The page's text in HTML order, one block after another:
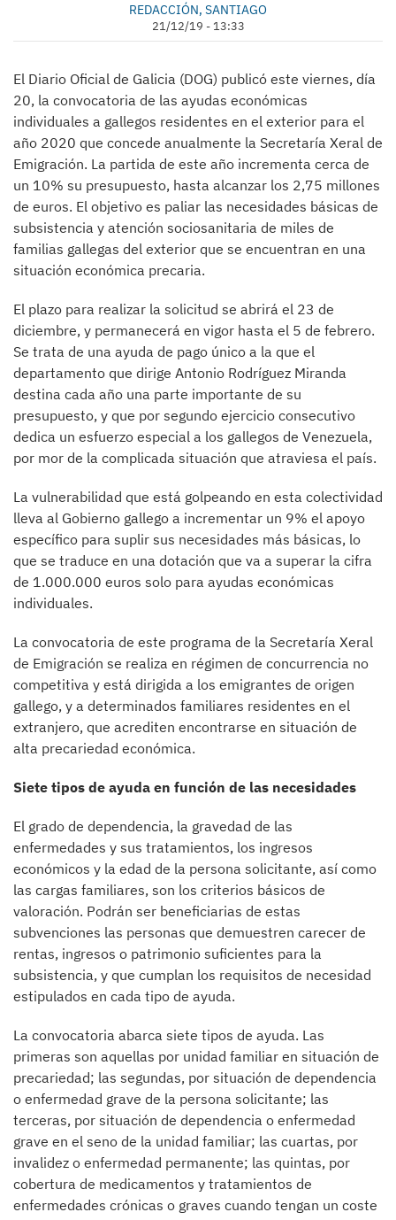
REDACCIÓN, SANTIAGO
21/12/19 - 13:33
El Diario Oficial de Galicia (DOG) publicó este viernes, día
20, la convocatoria de las ayudas económicas
individuales a gallegos residentes en el exterior para el
año 2020 que concede anualmente la Secretaría Xeral de
Emigración. La partida de este año incrementa cerca de
un 10% su presupuesto, hasta alcanzar los 2,75 millones
de euros. El objetivo es paliar las necesidades básicas de
subsistencia y atención sociosanitaria de miles de
familias gallegas del exterior que se encuentran en una
situación económica precaria.
El plazo para realizar la solicitud se abrirá el 23 de
diciembre, y permanecerá en vigor hasta el 5 de febrero.
Se trata de una ayuda de pago único a la que el
departamento que dirige Antonio Rodríguez Miranda
destina cada año una parte importante de su
presupuesto, y que por segundo ejercicio consecutivo
dedica un esfuerzo especial a los gallegos de Venezuela,
por mor de la complicada situación que atraviesa el país.
La vulnerabilidad que está golpeando en esta colectividad
lleva al Gobierno gallego a incrementar un 9% el apoyo
específico para suplir sus necesidades más básicas, lo
que se traduce en una dotación que va a superar la cifra
de 1.000.000 euros solo para ayudas económicas
individuales.
La convocatoria de este programa de la Secretaría Xeral
de Emigración se realiza en régimen de concurrencia no
competitiva y está dirigida a los emigrantes de origen
gallego, y a determinados familiares residentes en el
extranjero, que acrediten encontrarse en situación de
alta precariedad económica.
Siete tipos de ayuda en función de las necesidades
El grado de dependencia, la gravedad de las
enfermedades y sus tratamientos, los ingresos
económicos y la edad de la persona solicitante, así como
las cargas familiares, son los criterios básicos de
valoración. Podrán ser beneficiarias de estas
subvenciones las personas que demuestren carecer de
rentas, ingresos o patrimonio suficientes para la
subsistencia, y que cumplan los requisitos de necesidad
estipulados en cada tipo de ayuda.
La convocatoria abarca siete tipos de ayuda. Las
primeras son aquellas por unidad familiar en situación de
precariedad; las segundas, por situación de dependencia
o enfermedad grave de la persona solicitante; las
terceras, por situación de dependencia o enfermedad
grave en el seno de la unidad familiar; las cuartas, por
invalidez o enfermedad permanente; las quintas, por
cobertura de medicamentos y tratamientos de
enfermedades crónicas o graves cuando tengan un coste